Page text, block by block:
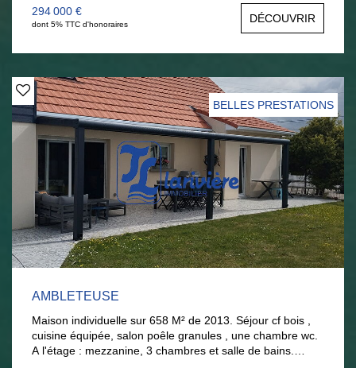
03.21.32.42.67. AGENCE LARIVIERE WIMEREUX
294 000 €
dont 5% TTC d'honoraires DÉCOUVRIR
BELLES PRESTATIONS
AMBLETEUSE
Maison individuelle sur 658 M² de 2013. Séjour cf bois ,
cuisine équipée, salon poêle granules , une chambre wc.
A l'étage : mezzanine, 3 chambres et salle de bains.